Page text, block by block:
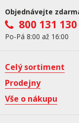
Objednávejte
800 131 130
Po-Pá 8:00 až 16:00
Celý sortiment
Prodejny
Vše o nákupu